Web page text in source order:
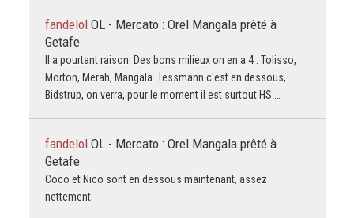
fandelol OL - Mercato : Orel Mangala prêté à
Getafe
Il a pourtant raison. Des bons milieux on en a 4 : Tolisso,
Morton, Merah, Mangala. Tessmann c'est en dessous,
Bidstrup, on verra, pour le moment il est surtout HS.…
fandelol OL - Mercato : Orel Mangala prêté à
Getafe
Coco et Nico sont en dessous maintenant, assez
nettement.